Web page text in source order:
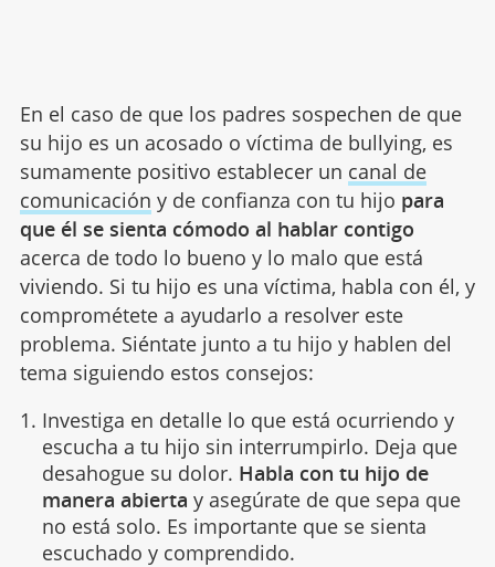
En el caso de que los padres sospechen de que
su hijo es un acosado o víctima de bullying, es
sumamente positivo establecer un canal de
comunicación y de confianza con tu hijo para
que él se sienta cómodo al hablar contigo
acerca de todo lo bueno y lo malo que está
viviendo. Si tu hijo es una víctima, habla con él, y
comprométete a ayudarlo a resolver este
problema. Siéntate junto a tu hijo y hablen del
tema siguiendo estos consejos:
Investiga en detalle lo que está ocurriendo y
escucha a tu hijo sin interrumpirlo. Deja que
desahogue su dolor. Habla con tu hijo de
manera abierta y asegúrate de que sepa que
no está solo. Es importante que se sienta
escuchado y comprendido.